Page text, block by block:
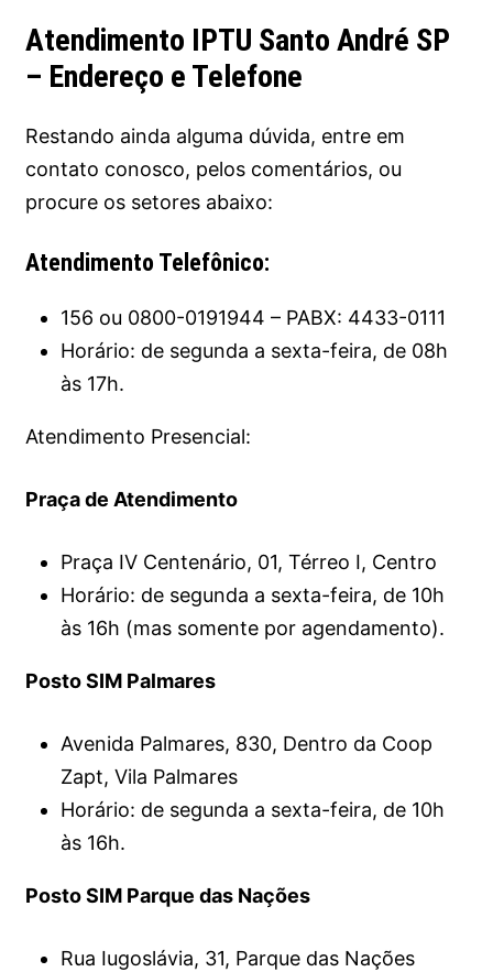
Atendimento IPTU Santo André SP
– Endereço e Telefone
Restando ainda alguma dúvida, entre em
contato conosco, pelos comentários, ou
procure os setores abaixo:
Atendimento Telefônico:
156 ou 0800-0191944 – PABX: 4433-0111
Horário: de segunda a sexta-feira, de 08h
às 17h.
Atendimento Presencial:
Praça de Atendimento
Praça IV Centenário, 01, Térreo I, Centro
Horário: de segunda a sexta-feira, de 10h
às 16h (mas somente por agendamento).
Posto SIM Palmares
Avenida Palmares, 830, Dentro da Coop
Zapt, Vila Palmares
Horário: de segunda a sexta-feira, de 10h
às 16h.
Posto SIM Parque das Nações
Rua Iugoslávia, 31, Parque das Nações